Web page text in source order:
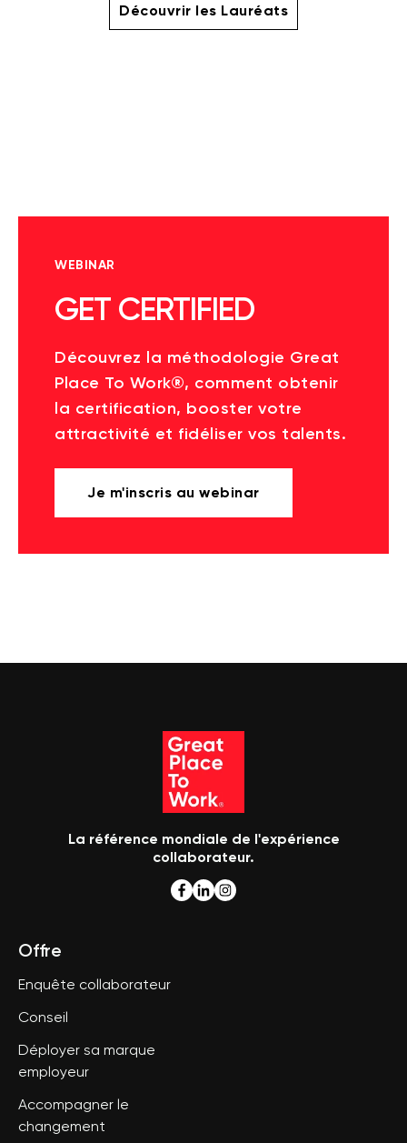
Découvrir les Lauréats
WEBINAR
GET CERTIFIED
Découvrez la méthodologie Great
Place To Work®, comment obtenir
la certification, booster votre
attractivité et fidéliser vos talents.
Je m'inscris au webinar
La référence mondiale de l'expérience
collaborateur.
Offre
Enquête collaborateur
Conseil
Déployer sa marque
employeur
Accompagner le
changement